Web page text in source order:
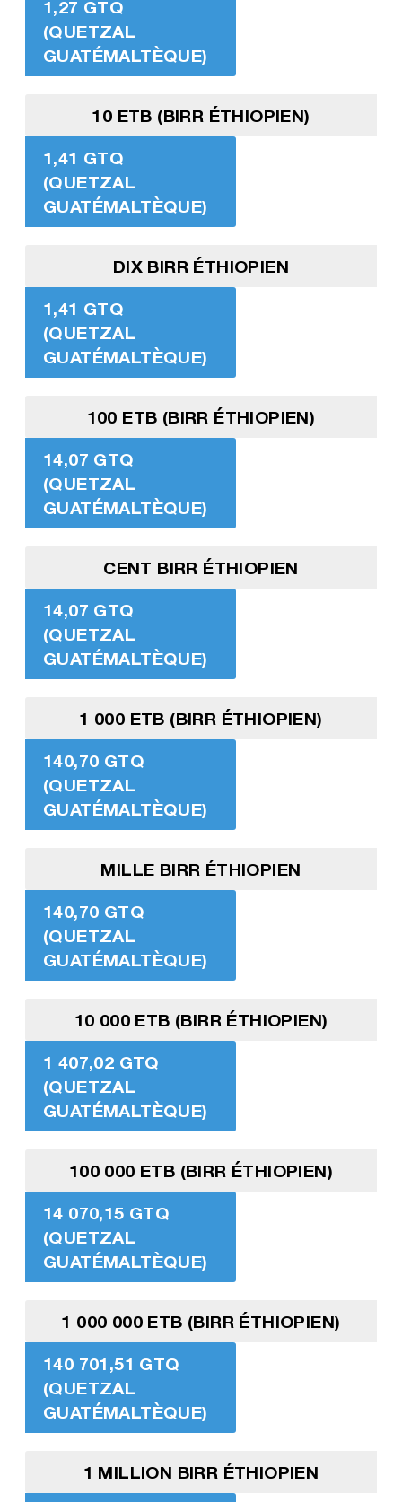
1,27 GTQ
(QUETZAL
GUATÉMALTÈQUE)
10 ETB (BIRR ÉTHIOPIEN)
1,41 GTQ
(QUETZAL
GUATÉMALTÈQUE)
DIX BIRR ÉTHIOPIEN
1,41 GTQ
(QUETZAL
GUATÉMALTÈQUE)
100 ETB (BIRR ÉTHIOPIEN)
14,07 GTQ
(QUETZAL
GUATÉMALTÈQUE)
CENT BIRR ÉTHIOPIEN
14,07 GTQ
(QUETZAL
GUATÉMALTÈQUE)
1 000 ETB (BIRR ÉTHIOPIEN)
140,70 GTQ
(QUETZAL
GUATÉMALTÈQUE)
MILLE BIRR ÉTHIOPIEN
140,70 GTQ
(QUETZAL
GUATÉMALTÈQUE)
10 000 ETB (BIRR ÉTHIOPIEN)
1 407,02 GTQ
(QUETZAL
GUATÉMALTÈQUE)
100 000 ETB (BIRR ÉTHIOPIEN)
14 070,15 GTQ
(QUETZAL
GUATÉMALTÈQUE)
1 000 000 ETB (BIRR ÉTHIOPIEN)
140 701,51 GTQ
(QUETZAL
GUATÉMALTÈQUE)
1 MILLION BIRR ÉTHIOPIEN